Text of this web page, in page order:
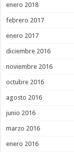
enero 2018
febrero 2017
enero 2017
diciembre 2016
noviembre 2016
octubre 2016
agosto 2016
junio 2016
marzo 2016
enero 2016